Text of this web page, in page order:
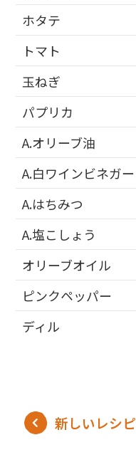
ホタテ
トマト
玉ねぎ
パプリカ
A.オリーブ油
A.白ワインビネガー
A.はちみつ
A.塩こしょう
オリーブオイル
ピンクペッパー
ディル
新しいレシピ